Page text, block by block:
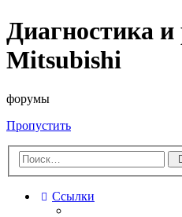
Диагностика и
Mitsubishi
форумы
Пропустить
Ссылки